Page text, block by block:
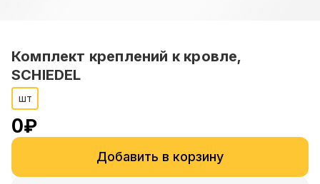
Комплект креплений к кровле,
SCHIEDEL
шт
0₽
Добавить в корзину